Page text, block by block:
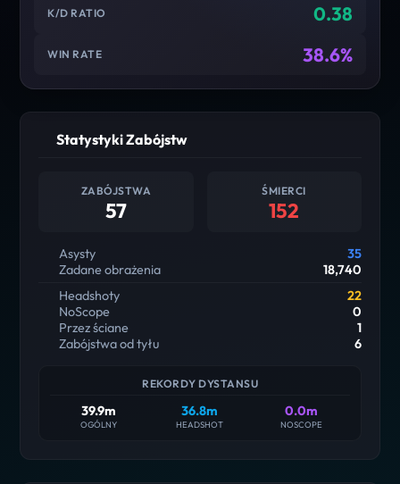
K/D RATIO 0.38
WIN RATE 38.6%
Statystyki Zabójstw
ZABÓJSTWA
57
ŚMIERCI
152
Asysty
35
Zadane obrażenia
18,740
Headshoty
22
NoScope
0
Przez ściane
1
Zabójstwa od tyłu
6
REKORDY DYSTANSU
39.9m
OGÓLNY
36.8m
HEADSHOT
0.0m
NOSCOPE